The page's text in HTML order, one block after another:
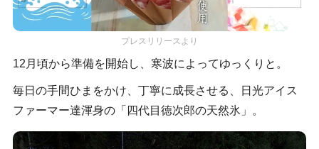
プレスリリースより
12月頃から準備を開始し、寒波によってゆっくりと。
毎日の手間ひまをかけ、丁寧に成長させる、日光アイス
ファーマー達渾身の「四代目徳次郎の天然氷」。